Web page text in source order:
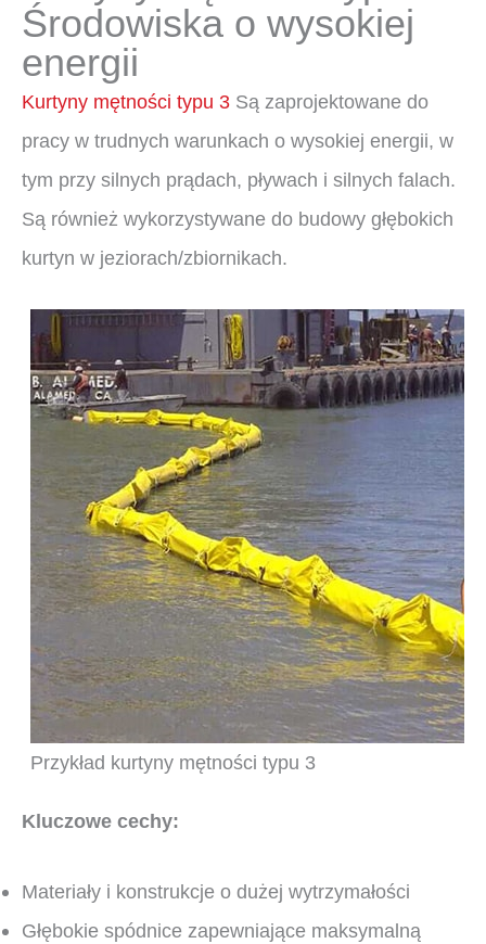
Środowiska o wysokiej
energii
Kurtyny mętności typu 3 Są zaprojektowane do
pracy w trudnych warunkach o wysokiej energii, w
tym przy silnych prądach, pływach i silnych falach.
Są również wykorzystywane do budowy głębokich
kurtyn w jeziorach/zbiornikach.
Przykład kurtyny mętności typu 3
Kluczowe cechy:
Materiały i konstrukcje o dużej wytrzymałości
Głębokie spódnice zapewniające maksymalną